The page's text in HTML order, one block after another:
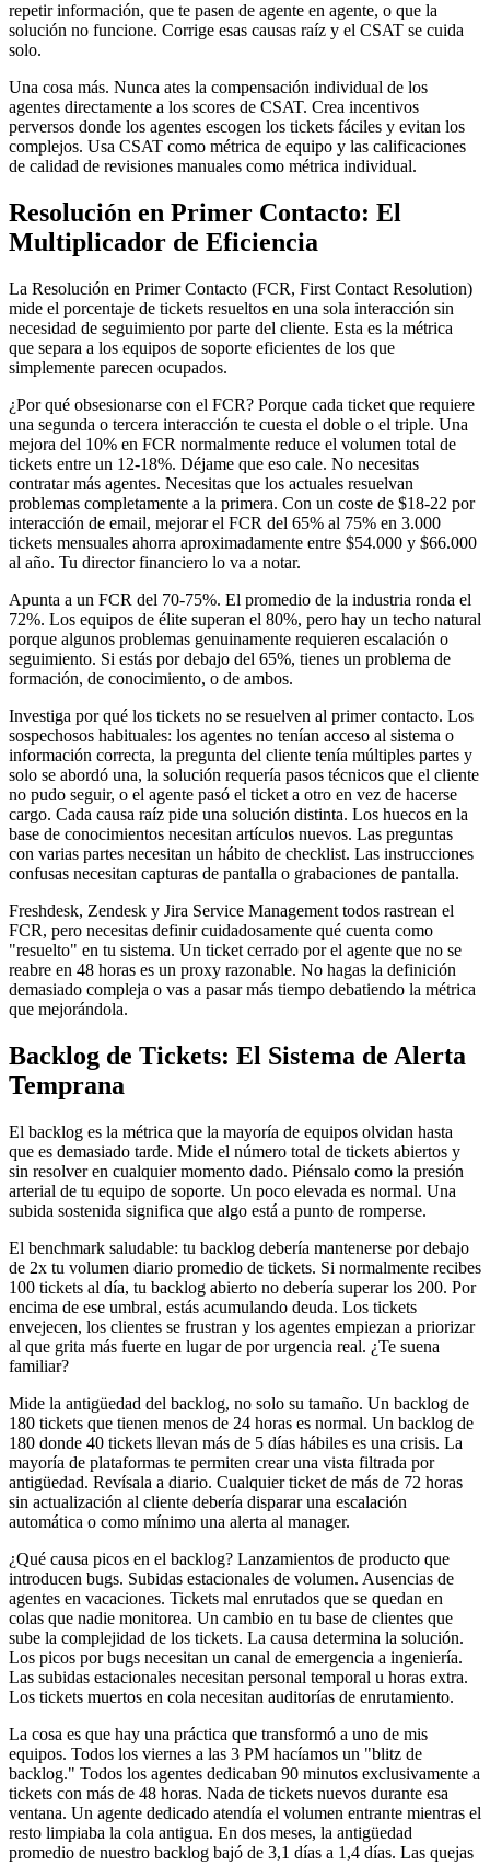
repetir información, que te pasen de agente en agente, o que la
solución no funcione. Corrige esas causas raíz y el CSAT se cuida
solo.
Una cosa más. Nunca ates la compensación individual de los
agentes directamente a los scores de CSAT. Crea incentivos
perversos donde los agentes escogen los tickets fáciles y evitan los
complejos. Usa CSAT como métrica de equipo y las calificaciones
de calidad de revisiones manuales como métrica individual.
Resolución en Primer Contacto: El
Multiplicador de Eficiencia
La Resolución en Primer Contacto (FCR, First Contact Resolution)
mide el porcentaje de tickets resueltos en una sola interacción sin
necesidad de seguimiento por parte del cliente. Esta es la métrica
que separa a los equipos de soporte eficientes de los que
simplemente parecen ocupados.
¿Por qué obsesionarse con el FCR? Porque cada ticket que requiere
una segunda o tercera interacción te cuesta el doble o el triple. Una
mejora del 10% en FCR normalmente reduce el volumen total de
tickets entre un 12-18%. Déjame que eso cale. No necesitas
contratar más agentes. Necesitas que los actuales resuelvan
problemas completamente a la primera. Con un coste de $18-22 por
interacción de email, mejorar el FCR del 65% al 75% en 3.000
tickets mensuales ahorra aproximadamente entre $54.000 y $66.000
al año. Tu director financiero lo va a notar.
Apunta a un FCR del 70-75%. El promedio de la industria ronda el
72%. Los equipos de élite superan el 80%, pero hay un techo natural
porque algunos problemas genuinamente requieren escalación o
seguimiento. Si estás por debajo del 65%, tienes un problema de
formación, de conocimiento, o de ambos.
Investiga por qué los tickets no se resuelven al primer contacto. Los
sospechosos habituales: los agentes no tenían acceso al sistema o
información correcta, la pregunta del cliente tenía múltiples partes y
solo se abordó una, la solución requería pasos técnicos que el cliente
no pudo seguir, o el agente pasó el ticket a otro en vez de hacerse
cargo. Cada causa raíz pide una solución distinta. Los huecos en la
base de conocimientos necesitan artículos nuevos. Las preguntas
con varias partes necesitan un hábito de checklist. Las instrucciones
confusas necesitan capturas de pantalla o grabaciones de pantalla.
Freshdesk, Zendesk y Jira Service Management todos rastrean el
FCR, pero necesitas definir cuidadosamente qué cuenta como
"resuelto" en tu sistema. Un ticket cerrado por el agente que no se
reabre en 48 horas es un proxy razonable. No hagas la definición
demasiado compleja o vas a pasar más tiempo debatiendo la métrica
que mejorándola.
Backlog de Tickets: El Sistema de Alerta
Temprana
El backlog es la métrica que la mayoría de equipos olvidan hasta
que es demasiado tarde. Mide el número total de tickets abiertos y
sin resolver en cualquier momento dado. Piénsalo como la presión
arterial de tu equipo de soporte. Un poco elevada es normal. Una
subida sostenida significa que algo está a punto de romperse.
El benchmark saludable: tu backlog debería mantenerse por debajo
de 2x tu volumen diario promedio de tickets. Si normalmente recibes
100 tickets al día, tu backlog abierto no debería superar los 200. Por
encima de ese umbral, estás acumulando deuda. Los tickets
envejecen, los clientes se frustran y los agentes empiezan a priorizar
al que grita más fuerte en lugar de por urgencia real. ¿Te suena
familiar?
Mide la antigüedad del backlog, no solo su tamaño. Un backlog de
180 tickets que tienen menos de 24 horas es normal. Un backlog de
180 donde 40 tickets llevan más de 5 días hábiles es una crisis. La
mayoría de plataformas te permiten crear una vista filtrada por
antigüedad. Revísala a diario. Cualquier ticket de más de 72 horas
sin actualización al cliente debería disparar una escalación
automática o como mínimo una alerta al manager.
¿Qué causa picos en el backlog? Lanzamientos de producto que
introducen bugs. Subidas estacionales de volumen. Ausencias de
agentes en vacaciones. Tickets mal enrutados que se quedan en
colas que nadie monitorea. Un cambio en tu base de clientes que
sube la complejidad de los tickets. La causa determina la solución.
Los picos por bugs necesitan un canal de emergencia a ingeniería.
Las subidas estacionales necesitan personal temporal u horas extra.
Los tickets muertos en cola necesitan auditorías de enrutamiento.
La cosa es que hay una práctica que transformó a uno de mis
equipos. Todos los viernes a las 3 PM hacíamos un "blitz de
backlog." Todos los agentes dedicaban 90 minutos exclusivamente a
tickets con más de 48 horas. Nada de tickets nuevos durante esa
ventana. Un agente dedicado atendía el volumen entrante mientras el
resto limpiaba la cola antigua. En dos meses, la antigüedad
promedio de nuestro backlog bajó de 3,1 días a 1,4 días. Las quejas